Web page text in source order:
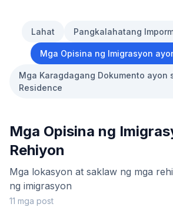
Lahat Pangkalahatang
Mga Opisina ng Imigrasyon
Mga Karagdagang Dokumento ayon
Residence
Mga Opisina ng
Rehiyon
Mga lokasyon at saklaw ng mga
ng imigrasyon
11 mga post